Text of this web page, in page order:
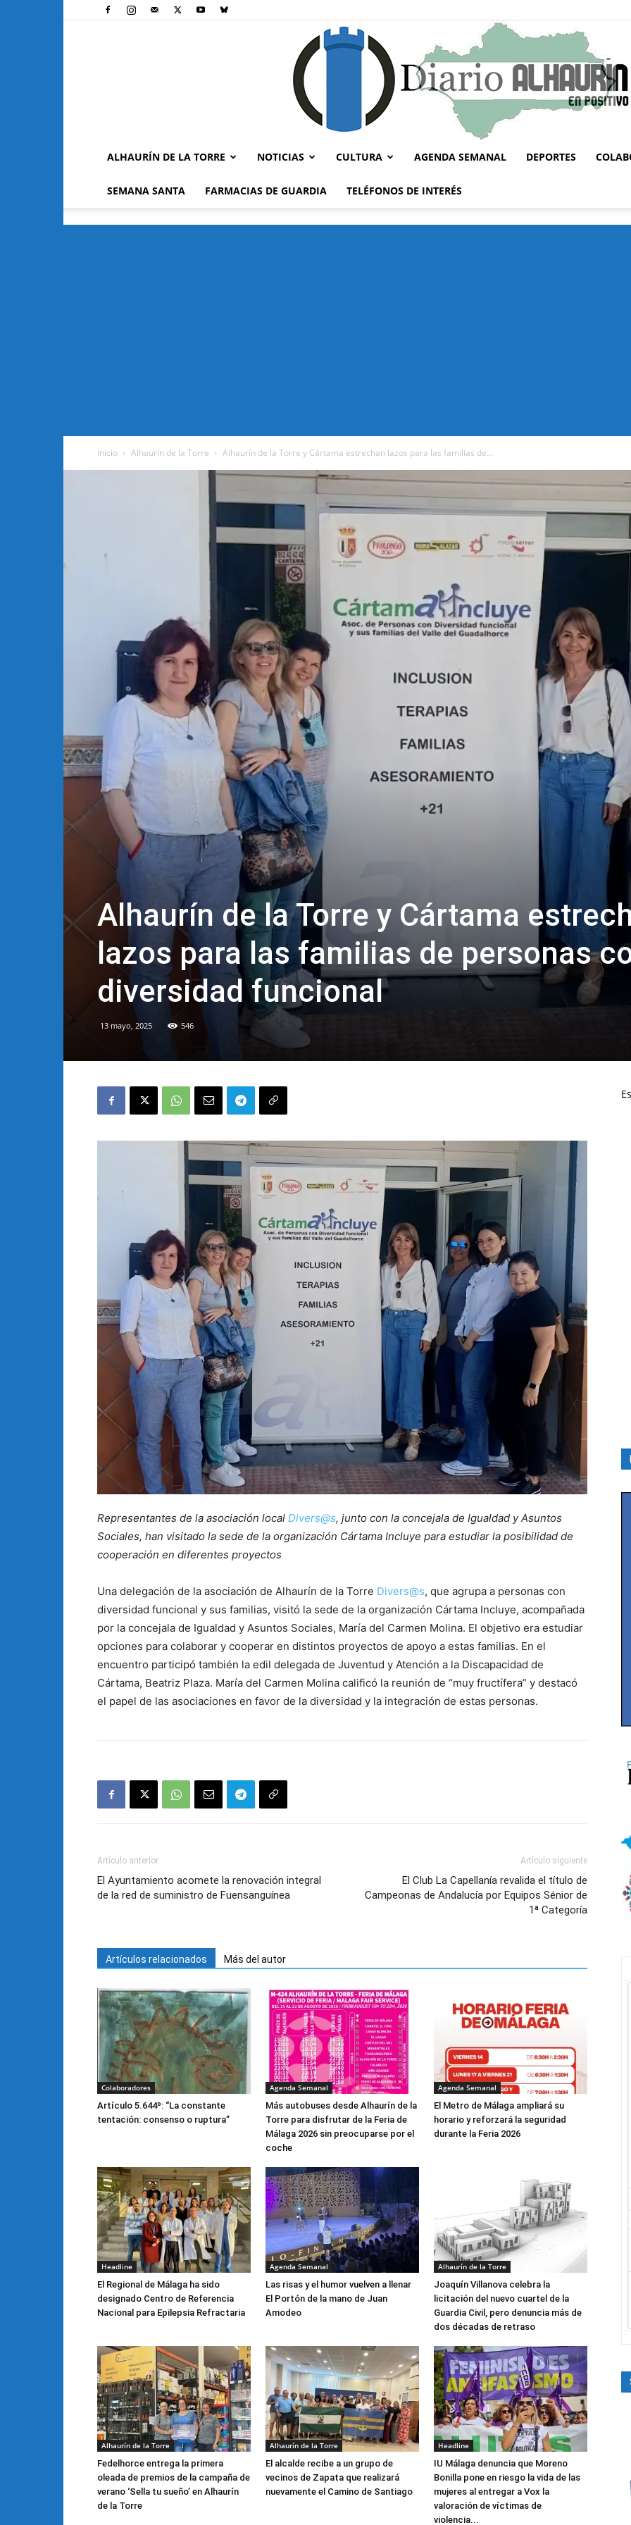
ALHAURÍN DE LA TORRE NOTICIAS CULTURA AGENDA SEMANAL DEPORTES
SEMANA SANTA FARMACIAS DE GUARDIA TELÉFONOS DE INTERÉS
Inicio Alhaurín de la Torre Alhaurín de la Torre y Cártama estrechan lazos para las familias de...
Alhaurín de la Torre y Cártama
lazos para las familias de personas
diversidad funcional
13 mayo, 2025 546
Representantes de la asociación local Divers@s, junto con la concejala de Igualdad y Asuntos
Sociales, han visitado la sede de la organización Cártama Incluye para estudiar la posibilidad de
cooperación en diferentes proyectos
Una delegación de la asociación de Alhaurín de la Torre Divers@s, que agrupa a personas con
diversidad funcional y sus familias, visitó la sede de la organización Cártama Incluye, acompañada
por la concejala de Igualdad y Asuntos Sociales, María del Carmen Molina. El objetivo era estudiar
opciones para colaborar y cooperar en distintos proyectos de apoyo a estas familias. En el
encuentro participó también la edil delegada de Juventud y Atención a la Discapacidad de
Cártama, Beatriz Plaza. María del Carmen Molina calificó la reunión de “muy fructífera” y destacó
el papel de las asociaciones en favor de la diversidad y la integración de estas personas.
Artículo anterior
El Ayuntamiento acomete la renovación integral
de la red de suministro de Fuensanguínea
Artículo siguiente
El Club La Capellanía revalida el título de
Campeonas de Andalucía por Equipos Sénior de
1ª Categoría
Artículos relacionados Más del autor
Colaboradores
Artículo 5.644º: “La constante
tentación: consenso o ruptura”
Agenda Semanal
Más autobuses desde Alhaurín de la
Torre para disfrutar de la Feria de
Málaga 2026 sin preocuparse por el
coche
Agenda Semanal
El Metro de Málaga ampliará su
horario y reforzará la seguridad
durante la Feria 2026
Headline
El Regional de Málaga ha sido
designado Centro de Referencia
Nacional para Epilepsia Refractaria
Agenda Semanal
Las risas y el humor vuelven a llenar
El Portón de la mano de Juan
Amodeo
Alhaurín de la Torre
Joaquín Villanova celebra la
licitación del nuevo cuartel de la
Guardia Civil, pero denuncia más de
dos décadas de retraso
Alhaurín de la Torre
Fedelhorce entrega la primera
oleada de premios de la campaña de
verano ‘Sella tu sueño’ en Alhaurín
de la Torre
Alhaurín de la Torre
El alcalde recibe a un grupo de
vecinos de Zapata que realizará
nuevamente el Camino de Santiago
Headline
IU Málaga denuncia que Moreno
Bonilla pone en riesgo la vida de las
mujeres al entregar a Vox la
valoración de víctimas de
violencia...